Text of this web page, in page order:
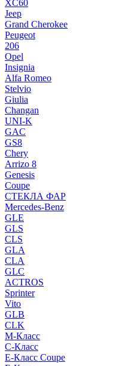
XC60
Jeep
Grand Cherokee
Peugeot
206
Opel
Insignia
Alfa Romeo
Stelvio
Giulia
Changan
UNI-K
GAC
GS8
Chery
Arrizo 8
Genesis
Coupe
СТЕКЛА ФАР
Mercedes-Benz
GLE
GLS
CLS
GLA
CLA
GLC
ACTROS
Sprinter
Vito
GLB
CLK
M-Класс
C-Класс
E-Класс Coupe